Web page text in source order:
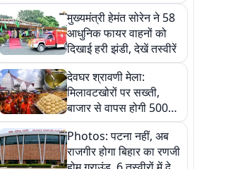
मुख्यमंत्री हेमंत सोरेन ने 58
आधुनिक फायर वाहनों को
दिखाई हरी झंडी, देखें तस्वीरें
देवघर श्रावणी मेला:
मिलावटखोरों पर सख्ती,
बाजार से वापस होगी 500
किलो संदिग्ध खाद्य सामग्री,
देखें तस्वीरें
Photos: पटना नहीं, अब
राजगीर होगा बिहार का रणजी